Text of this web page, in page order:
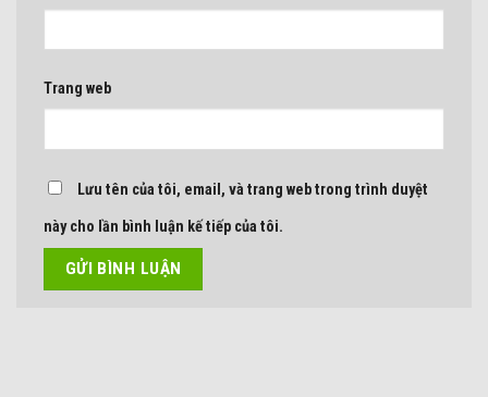
Trang web
Lưu tên của tôi, email, và trang web trong trình duyệt
này cho lần bình luận kế tiếp của tôi.